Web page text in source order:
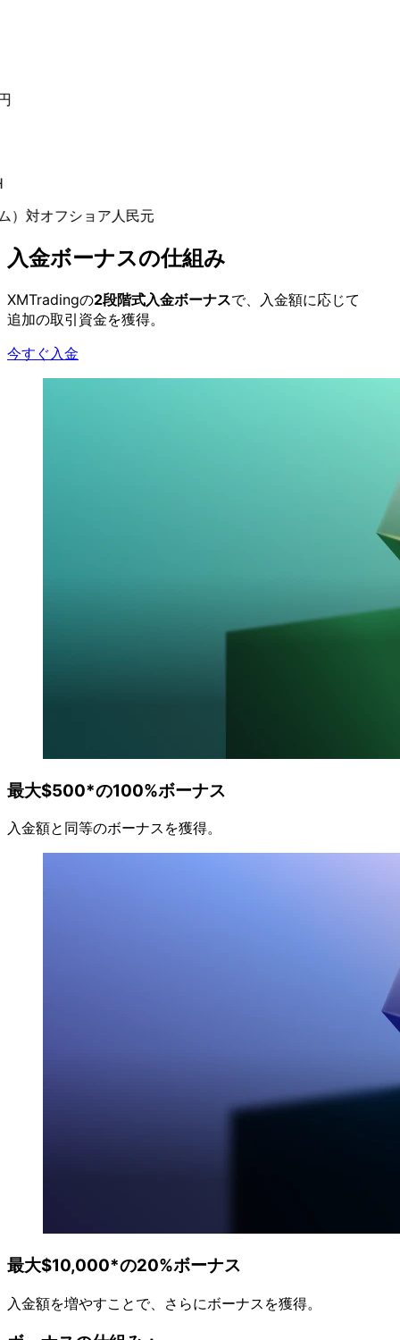
対オフショア人民元
入金ボーナスの仕組み
XMTradingの2段階式入金ボーナスで、 入金額に応じて
追加の取引資金を獲得。
今すぐ入金
最大$500*の100%ボーナス
入金額と 同等のボーナスを獲得。
最大$10,000*の20%ボーナス
入金額を増やすことで、 さらにボーナスを獲得。